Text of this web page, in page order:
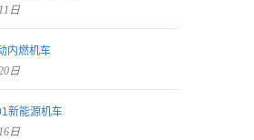
日
内燃机车
日
新能源机车
日